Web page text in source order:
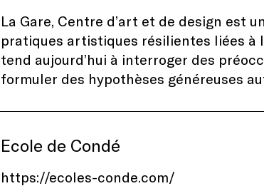
La Gare, Centre d’art et de design est
pratiques artistiques résilientes liées à
tend aujourd’hui à interroger des
formuler des hypothèses généreuses
Ecole de Condé
https://ecoles-conde.com/